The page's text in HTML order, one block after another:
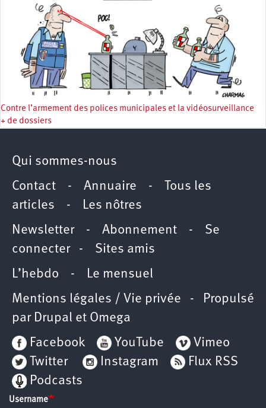
Contre l’armement des polices municipales et la vidéosurveillance
+ de dossiers
Qui sommes-nous
Contact - Annuaire -
Tous les
articles - Les nôtres
Newsletter- Abonnement - Se
connecter- Sites amis
L’hebdo - Le mensuel
Mentions légales / Vie privée - Propulsé
par Drupal et Omega
Facebook
YouTube
Vimeo
Twitter
Instagram
Flux RSS
Podcasts
Username